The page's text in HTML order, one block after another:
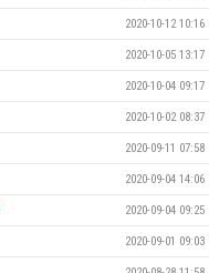
2020-10-12 10:16
2020-10-05 13:17
2020-10-04 09:17
2020-10-02 08:37
2020-09-11 07:58
2020-09-04 14:06
2020-09-04 09:25
2020-09-01 09:03